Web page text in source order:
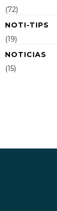
(72)
NOTI-TIPS
(19)
NOTICIAS
(15)